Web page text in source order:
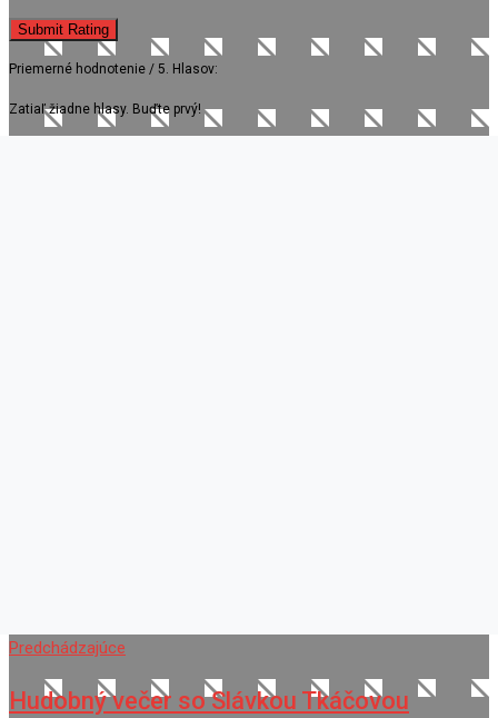
Submit Rating
Priemerné hodnotenie / 5. Hlasov:
Zatiaľ žiadne hlasy. Buďte prvý!
Predchádzajúce
Hudobný večer so Slávkou Tkáčovou